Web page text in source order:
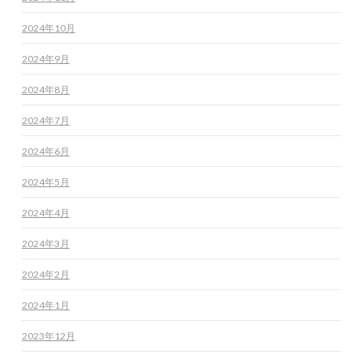
2024年10月
2024年9月
2024年8月
2024年7月
2024年6月
2024年5月
2024年4月
2024年3月
2024年2月
2024年1月
2023年12月